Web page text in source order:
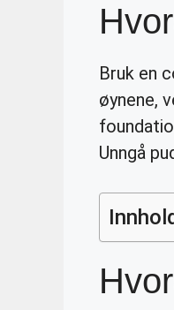
Bruk en
øynene,
Unngå